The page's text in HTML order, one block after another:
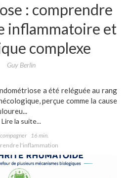
: comprendre
inflammatoire et
complexe
Guy Berlin
a été reléguée au rang
perçue comme la cause
Lire la suite...
16 min.
l'inflammation